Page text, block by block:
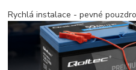
Rychlá instalace - pevné pouzdro